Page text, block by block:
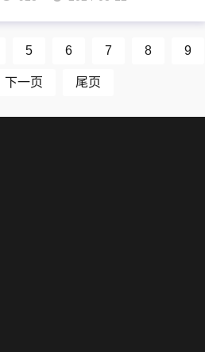
万资产的富翁的感人故事。2、司
5 6 7 8 9
下一页 尾页